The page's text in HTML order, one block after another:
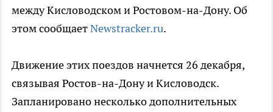
между Кисловодском и Ростовом-на-Дону. Об
этом сообщаетNewstracker.ru.
Движение этих поездов начнется 26 декабря,
связывая Ростов-на-Дону и Кисловодск.
Запланировано несколько дополнительных